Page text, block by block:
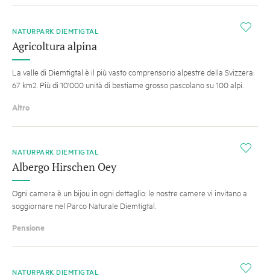
i
NATURPARK DIEMTIGTAL
Agricoltura alpina
La valle di Diemtigtal è il più vasto comprensorio alpestre della Svizzera:
67 km2. Più di 10'000 unità di bestiame grosso pascolano su 100 alpi.
Altro
i
NATURPARK DIEMTIGTAL
Albergo Hirschen Oey
Ogni camera è un bijou in ogni dettaglio: le nostre camere vi invitano a
soggiornare nel Parco Naturale Diemtigtal.
Pensione
i
NATURPARK DIEMTIGTAL